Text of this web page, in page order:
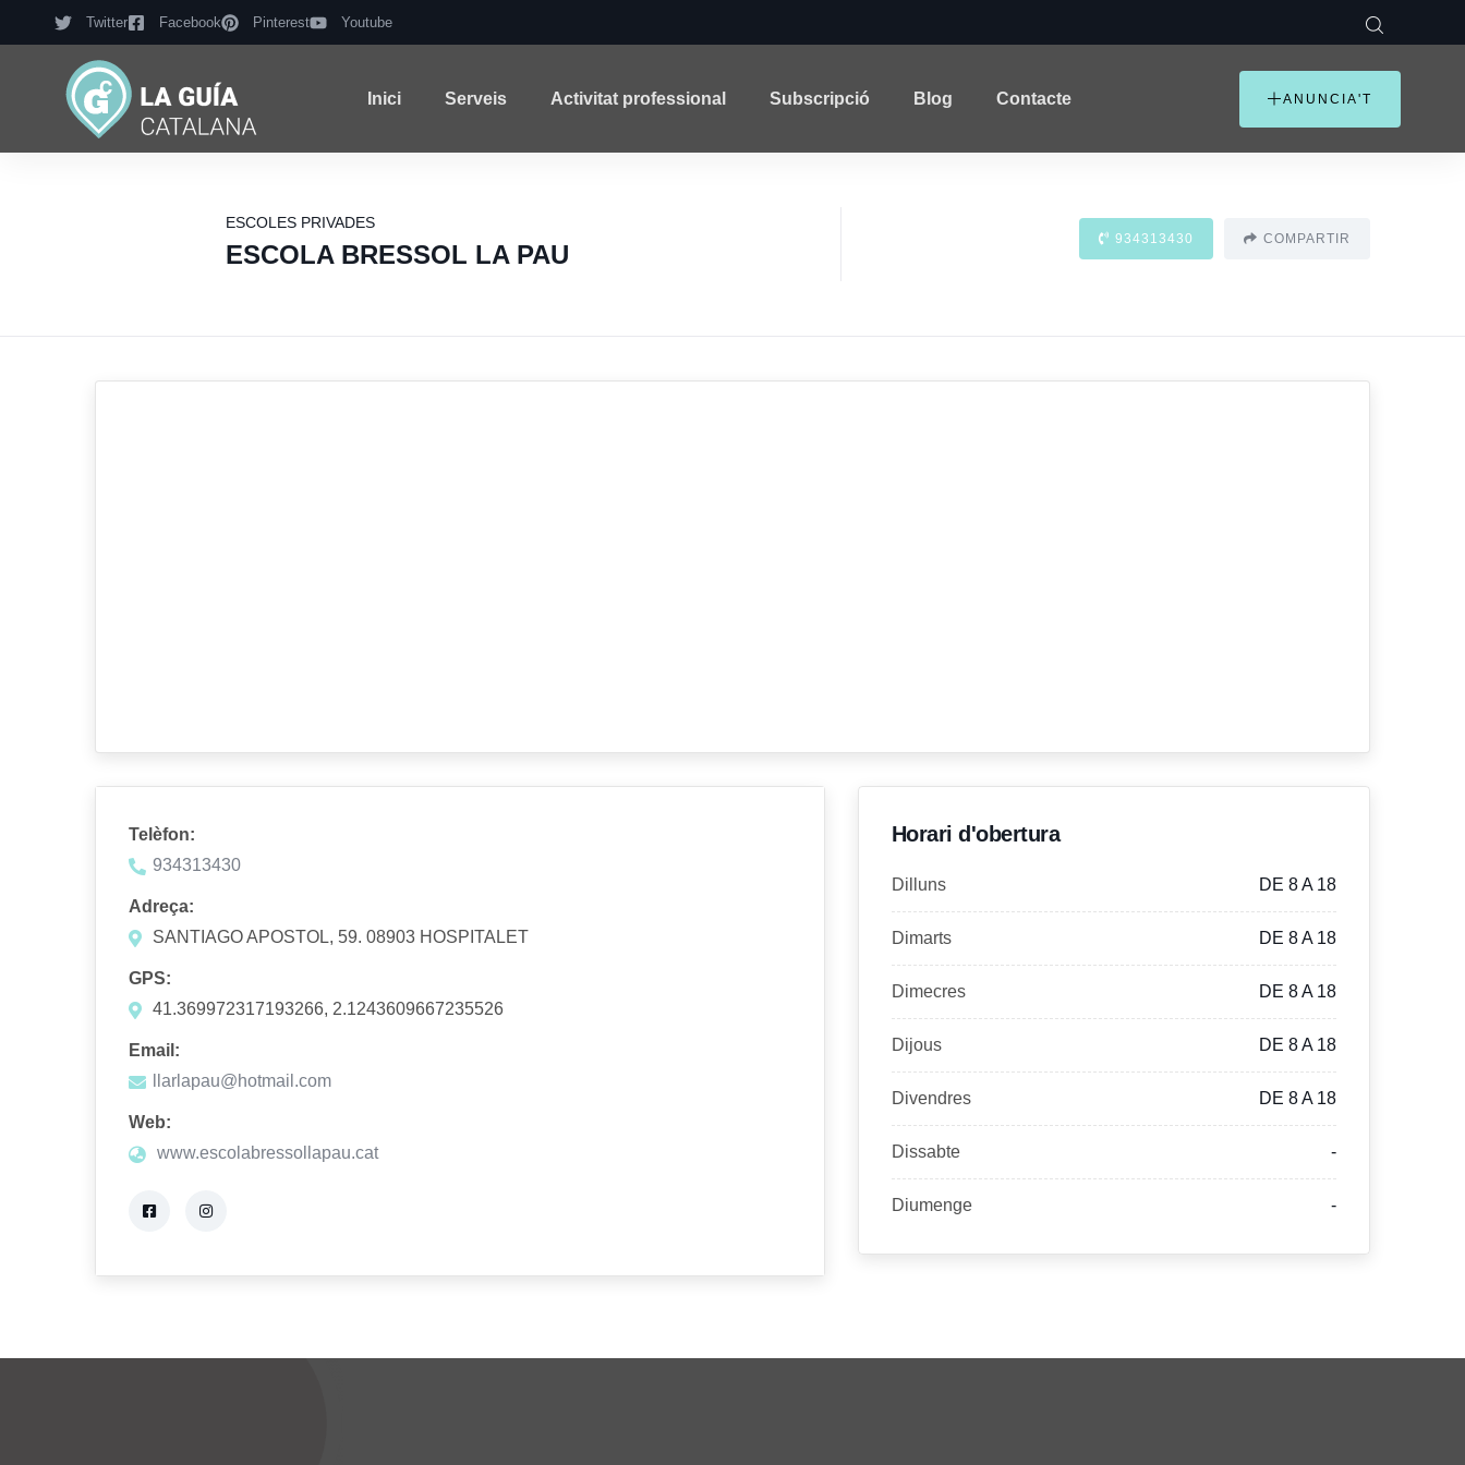
Twitter Facebook Pinterest Youtube
Inici Serveis Activitat professional Subscripció Blog Contacte ANUNCIA'T
ESCOLES PRIVADES
ESCOLA BRESSOL LA PAU
934313430 COMPARTIR
Telèfon:
934313430
Adreça:
SANTIAGO APOSTOL, 59. 08903 HOSPITALET
GPS:
41.369972317193266, 2.1243609667235526
Email:
llarlapau@hotmail.com
Web:
www.escolabressollapau.cat
Horari d'obertura
Dilluns DE 8 A 18
Dimarts DE 8 A 18
Dimecres DE 8 A 18
Dijous DE 8 A 18
Divendres DE 8 A 18
Dissabte -
Diumenge -